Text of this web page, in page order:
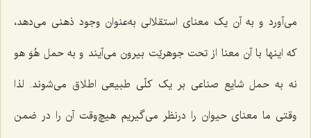
مى‌آورد و به آن یک معناى استقلالى به‌عنوان وجود ذهنى می‌دهد،
که اینها با آن معنا از تحت جوهریّت بیرون مى‌آیند و به حمل هُوَ هو
نه به حمل شایع صناعی بر یک کلّى طبیعى اطلاق مى‌شوند. لذا
وقتی ما معناى حیوان را درنظر مى‌گیریم هیچ‌وقت آن را در ضمن